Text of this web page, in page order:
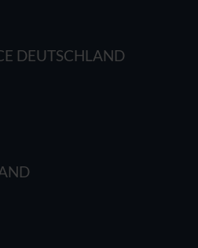
DEUTSCHLAND